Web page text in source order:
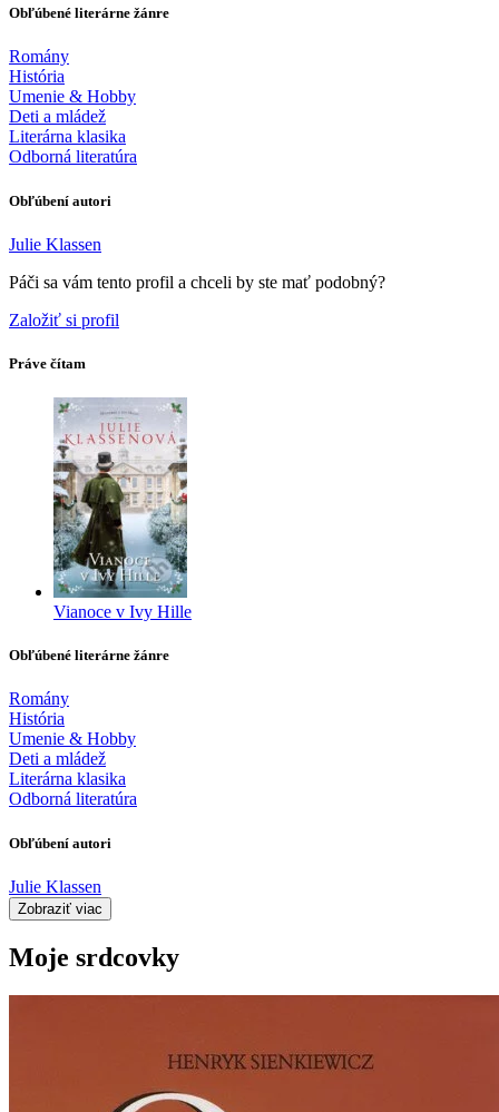
Obľúbené literárne žánre
Romány
História
Umenie & Hobby
Deti a mládež
Literárna klasika
Odborná literatúra
Obľúbení autori
Julie Klassen
Páči sa vám tento profil a chceli by ste mať podobný?
Založiť si profil
Práve čítam
Vianoce v Ivy Hille
Obľúbené literárne žánre
Romány
História
Umenie & Hobby
Deti a mládež
Literárna klasika
Odborná literatúra
Obľúbení autori
Julie Klassen
Zobraziť viac
Moje srdcovky